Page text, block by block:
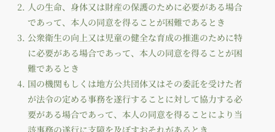
人の生命、身体又は財産の保護のために必要がある場合
であって、本人の同意を得ることが困難であるとき
公衆衛生の向上又は児童の健全な育成の推進のために特
に必要がある場合であって、本人の同意を得ることが困
難であるとき
国の機関もしくは地方公共団体又はその委託を受けた者
が法令の定める事務を遂行することに対して協力する必
要がある場合であって、本人の同意を得ることにより当